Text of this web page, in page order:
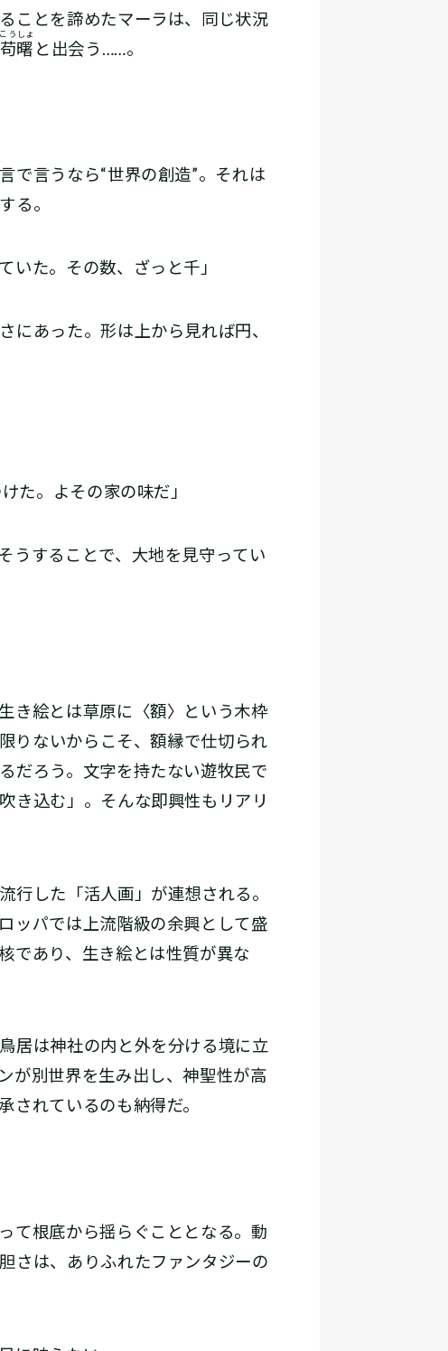
ことを諦めたマーラは、同じ状況
苟曙
こうしょ
と出会う……。
で言うなら“世界の創造”。それは
る。
いた。その数、ざっと千」
にあった。形は上から見れば円、
た。よその家の味だ」
うすることで、大地を見守ってい
き絵とは草原に〈額〉という木枠
りないからこそ、額縁で仕切られ
だろう。文字を持たない遊牧民で
き込む」。そんな即興性もリアリ
した「活人画」が連想される。
ッパでは上流階級の余興として盛
であり、生き絵とは性質が異な
居は神社の内と外を分ける境に立
が別世界を生み出し、神聖性が高
されているのも納得だ。
て根底から揺らぐこととなる。動
さは、ありふれたファンタジーの